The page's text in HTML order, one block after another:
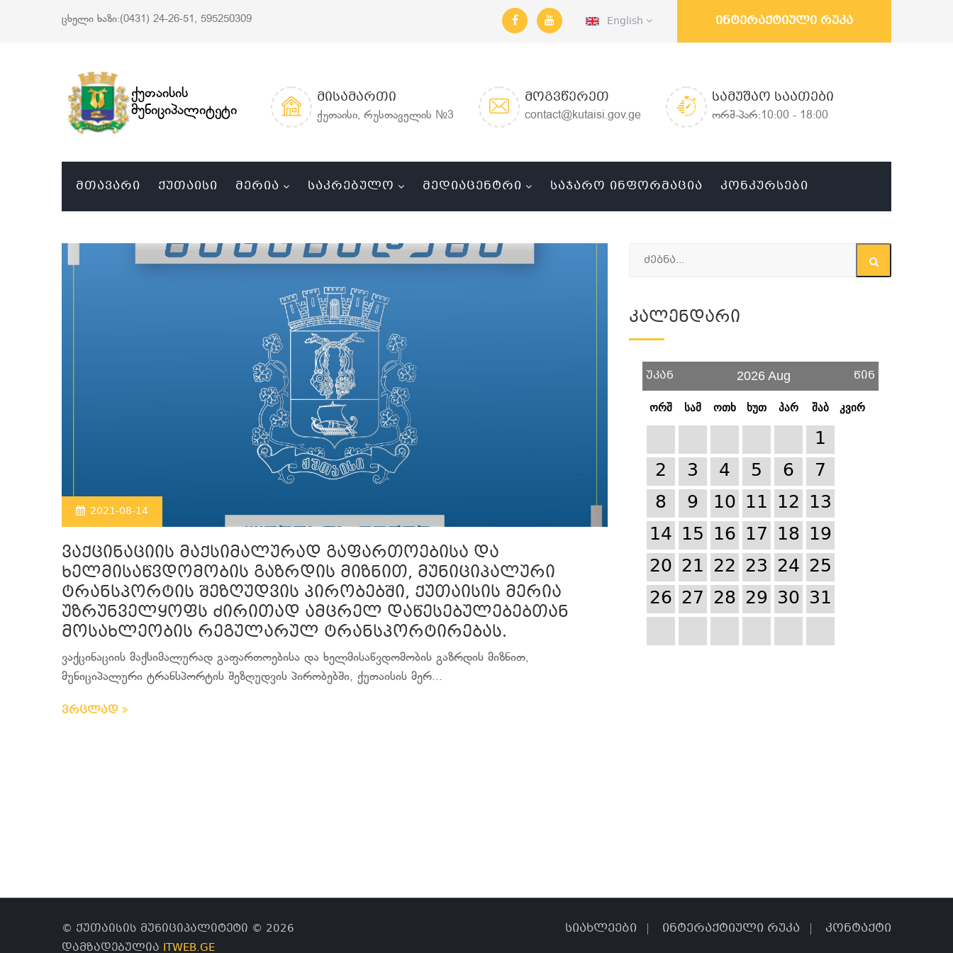
ცხელი ხაზი:(0431) 24-26-51, 595250309 English ინტერაქტიული რუკა
ქუთაისის
მუნიციპალიტეტი
ᲛᲘᲡᲐᲛᲐᲠᲗᲘ
ქუთაისი, რუსთაველის №3
ᲛᲝᲒᲕᲬᲔᲠᲔᲗ
contact@kutaisi.gov.ge
ᲡᲐᲛᲣᲨᲐᲝ ᲡᲐᲐᲗᲔᲑᲘ
ორშ-პარ:10:00 - 18:00
ᲛᲗᲐᲕᲐᲠᲘ ᲥᲣᲗᲐᲘᲡᲘ ᲛᲔᲠᲘᲐ ᲡᲐᲙᲠᲔᲑᲣᲚᲝ ᲛᲔᲓᲘᲐᲪᲔᲜᲢᲠᲘ ᲡᲐᲯᲐᲠᲝ ᲘᲜᲤᲝᲠᲛᲐᲪᲘᲐ ᲙᲝᲜᲙᲣᲠᲡᲔᲑᲘ
2021-08-14
ვაქცინაციის მაქსიმალურად გაფართოებისა და
ხელმისაწვდომობის გაზრდის მიზნით, მუნიციპალური
ტრანსპორტის შეზღუდვის პირობებში, ქუთაისის მერია
უზრუნველყოფს ძირითად ამცრელ დაწესებულებებთან
მოსახლეობის რეგულარულ ტრანსპორტირებას.
ვაქცინაციის მაქსიმალურად გაფართოებისა და ხელმისაწვდომობის გაზრდის მიზნით,
მუნიციპალური ტრანსპორტის შეზღუდვის პირობებში, ქუთაისის მერ...
ვრცლად
Კალენდარი
უკან 2026 Aug წინ
ორშ სამ ოთხ ხუთ პარ შაბ კვირ
1
2
3 4 5 6
7
8
9 10 11 12 13
14 15 16 17 18 19
20 21 22 23 24 25
26 27 28 29 30 31
© ქუთაისის მუნიციპალიტეტი © 2026
დამზადებულია ITWEB.GE
სიახლეები ინტერაქტიული რუკა კონტაქტი